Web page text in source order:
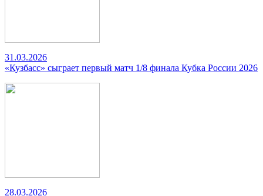
31.03.2026
«Кузбасс» сыграет первый матч 1/8 финала Кубка России 2026
28.03.2026